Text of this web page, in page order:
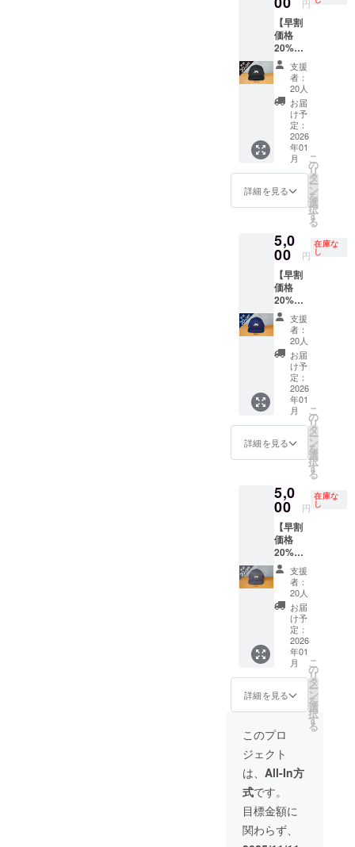
いただ
いた方
には、
帽子と
同じ
「JPN
」のロ
ゴのク
イック
ワッペ
ンを１
枚ご提
供いた
しま
ンは、
布地に
押し付
けるだ
けで、
アイロ
ンなし
で強力
に接着
するこ
とがで
きま
す。 T
シャツ
やデニ
ケッ
ト、
などに
貼付し
てくだ
さい。
製作の
のちお
届けし
ますの
で、お
名前／
お届け
先郵便
番号・
ご住所
ご記載
くださ
個セッ
トのカ
ラーも
ご指定
くださ
い。ブ
ラック
２つな
ど、同
料別
途）の
とこ
ろ、特
別価格
16260
円（消
費税・
送料込
み）で
お届け
しま
す。 さ
らに、
トしたT
シャツ
ラック
のみ）
を１枚
提供い
たしま
す。 製
作のの
ちお届
けしま
すの
で、お
名前／
お届け
先郵便
番号を
ご記載
くださ
い。 そ
の際
に、ご
希望のT
シャツ
サイズ
（S～
XL）を
ご指定
くださ
い。
シャツ
ブラッ
クのみ
※キャッ
プを、
ブラッ
ク２つ
ビー１
つやネ
イビー
３つな
円
【早割
価格
20%以
上
OFF】
（ブ
ラッ
ク） 販
売予定
価格は
税込
6380円
（送料
別途）
です
IREでの
ご支援
に感謝
を込め
て、ま
た早割
特別価
格とし
て、本
体価格
を20%
以上
OFFの
5000円
（消費
税・送
料込
作のの
ちお届
すの
で、お
名前／
お届け
先郵便
番号・
ご住所
／電話
番号を
ご記載
くださ
い。
支援
者：
20人
お届
け予
定：
2026
年01
月
詳細を見る
こ
の
リ
タ
ー
ン
を
選
択
す
る
5,0
00 円
在庫な
し
【早割
価格
20%以
上
OFF】
（ネイ
ビー）
販売予
定価格
は税込
6380円
（送料
別途）
です
が、
CAMPF
ご支援
に感謝
を込め
て、ま
た早割
特別価
格とし
て、本
体価格
を20%
以上
OFFと
して、
5000円
（消費
税・送
料込
ぞ。 製
ちお届
けしま
すの
で、お
名前／
お届け
先郵便
支援
者：
20人
お届
け予
定：
2026
年01
月
詳細を見る
こ
の
リ
タ
ー
ン
を
選
択
す
る
5,0
00 円
在庫な
し
【早割
価格
20%以
上
OFF】
（グ
レー）
販売予
定価格
は税込
6380円
（送料
別途）
です
が、
CAMPF
IREでの
ご支援
に感謝
を込め
て、ま
た早割
特別価
格とし
て、本
支援
者：
20人
お届
け予
定：
2026
年01
月
詳細を見る
こ
の
リ
タ
ー
ン
を
選
択
す
る
このプロ
ジェクト
は、 All-In方
式です。
目標金額に
関わらず、